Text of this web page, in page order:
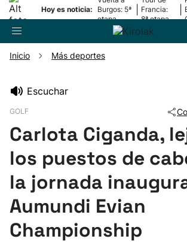
Hoy es noticia:
Burgos: 5ª
etapa
Francia:
8ª etapa
Pelota
Remo
Inicio Más deportes
Escuchar
GOLF
Carlota Ciganda,
los puestos de
la jornada
Aumundi Evian
Championship